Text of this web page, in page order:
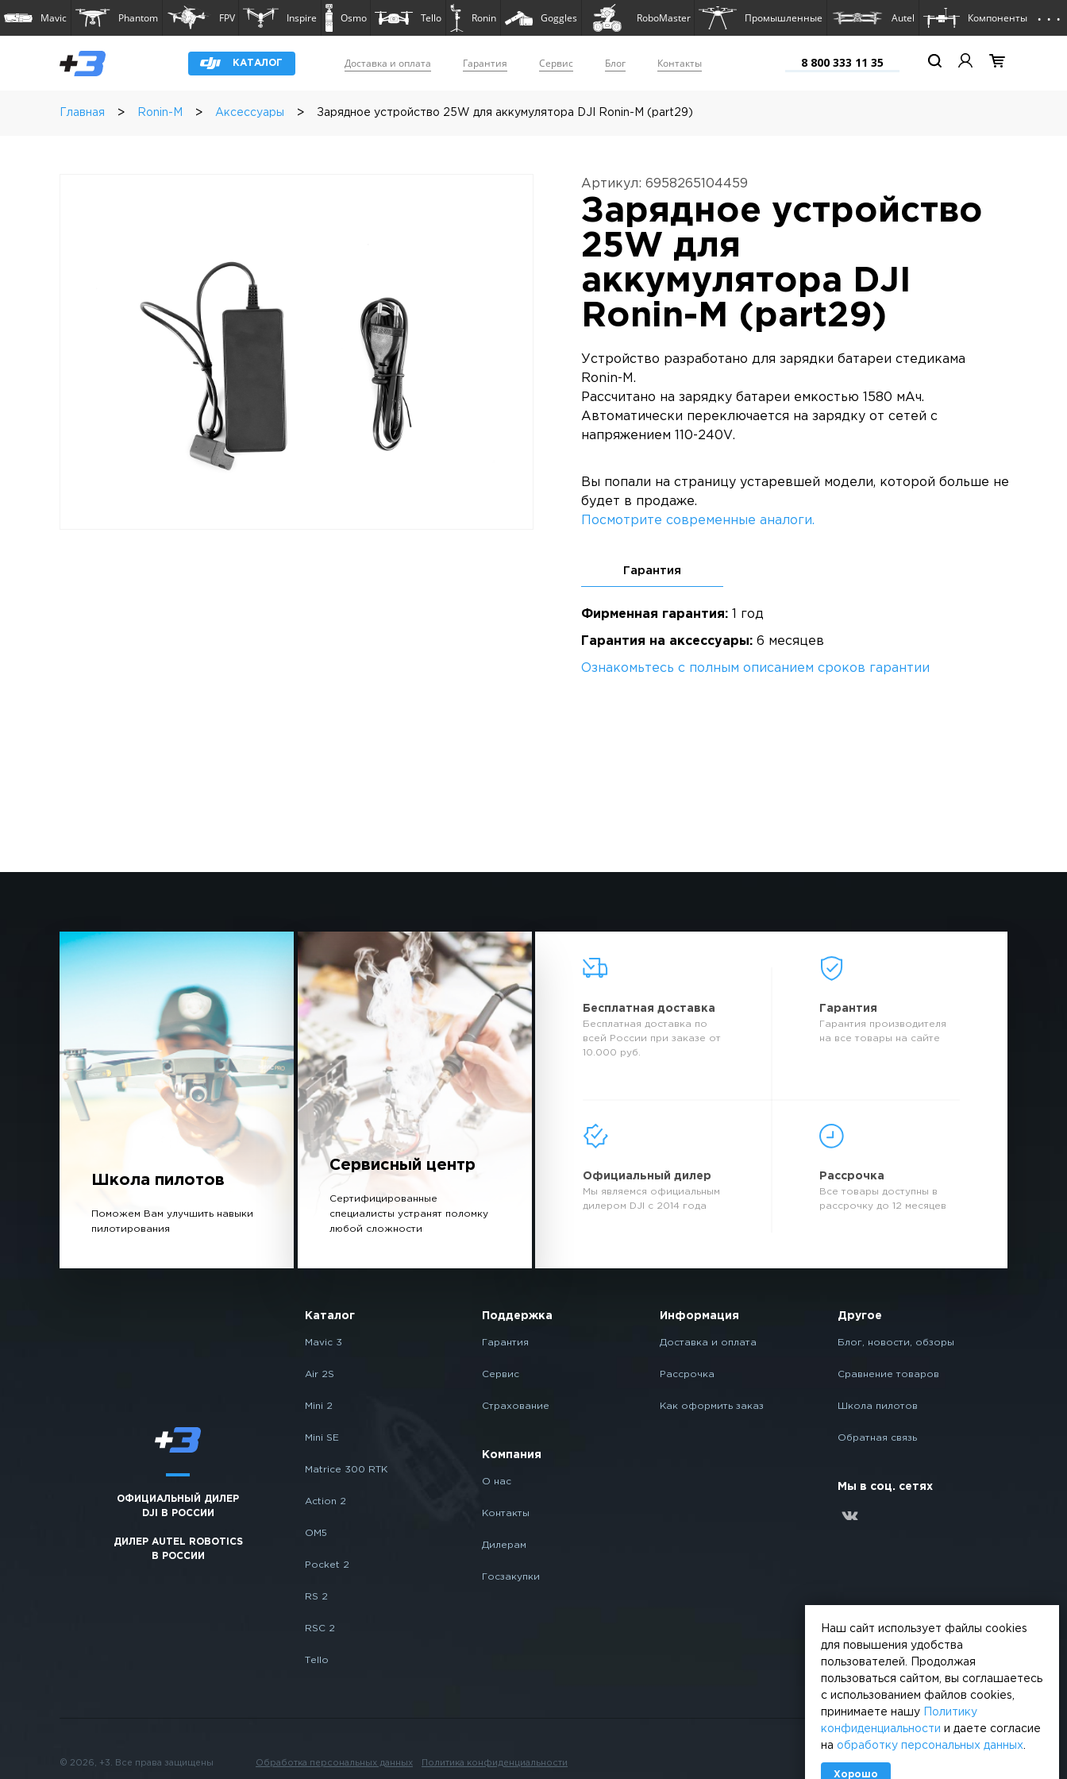
Mavic Phantom FPV Inspire Osmo Tello Ronin Goggles RoboMaster Промышленные Autel Компоненты . . .
КАТАЛОГ Доставка и оплата Гарантия Сервис Блог Контакты 8 800 333 11 35
Главная > Ronin-M > Аксессуары > Зарядное устройство 25W для аккумулятора DJI Ronin-M (part29)
Артикул: 6958265104459
Зарядное устройство
25W для
аккумулятора DJI
Ronin-M (part29)
Устройство разработано для зарядки батареи стедикама
Ronin-M.
Рассчитано на зарядку батареи емкостью 1580 мАч.
Автоматически переключается на зарядку от сетей с
напряжением 110-240V.
Вы попали на страницу устаревшей модели, которой больше не
будет в продаже.
Посмотрите современные аналоги.
Гарантия
Фирменная гарантия:1 год
Гарантия на аксессуары:6 месяцев
Ознакомьтесь с полным описанием сроков гарантии
Школа пилотов
Поможем Вам улучшить навыки
пилотирования
Сервисный центр
Сертифицированные
специалисты устранят поломку
любой сложности
Бесплатная доставка
Бесплатная доставка по
всей России при заказе от
10.000 руб.
Гарантия
Гарантия производителя
на все товары на сайте
Официальный дилер
Мы являемся официальным
дилером DJI с 2014 года
Рассрочка
Все товары доступны в
рассрочку до 12 месяцев
ОФИЦИАЛЬНЫЙ ДИЛЕР
DJI В РОССИИ
ДИЛЕР AUTEL ROBOTICS
В РОССИИ
Каталог
Mavic 3
Air 2S
Mini 2
Mini SE
Matrice 300 RTK
Action 2
OM5
Pocket 2
RS 2
RSC 2
Tello
Поддержка
Гарантия
Сервис
Страхование
Компания
О нас
Контакты
Дилерам
Госзакупки
Информация
Доставка и оплата
Рассрочка
Как оформить заказ
Другое
Блог, новости, обзоры
Сравнение товаров
Школа пилотов
Обратная связь
Мы в соц. сетях
© 2026, +3. Все права защищены Обработка персональных данных Политика конфиденциальности
Наш сайт использует файлы cookies
для повышения удобства
пользователей. Продолжая
пользоваться сайтом, вы соглашаетесь
с использованием файлов cookies,
принимаете нашу
Политику
конфиденциальности
и даете согласие
на обработку персональных данных
Хорошо